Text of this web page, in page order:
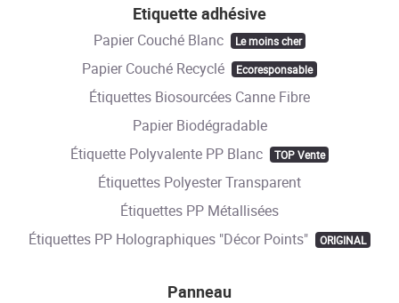
Etiquette adhésive
Papier Couché Blanc Le moins cher
Papier Couché Recyclé Ecoresponsable
Étiquettes Biosourcées Canne Fibre
Papier Biodégradable
Étiquette Polyvalente PP Blanc
TOP Vente
Étiquettes Polyester Transparent
Étiquettes PP Métallisées
Étiquettes PP Holographiques "Décor Points"
ORIGINAL
Panneau